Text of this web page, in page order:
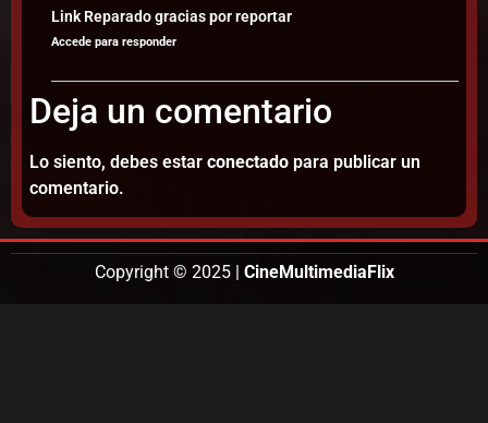
Link Reparado gracias por reportar
Accede para responder
Deja un comentario
Lo siento, debes estar conectado para publicar un
comentario.
Copyright © 2025 | CineMultimediaFlix